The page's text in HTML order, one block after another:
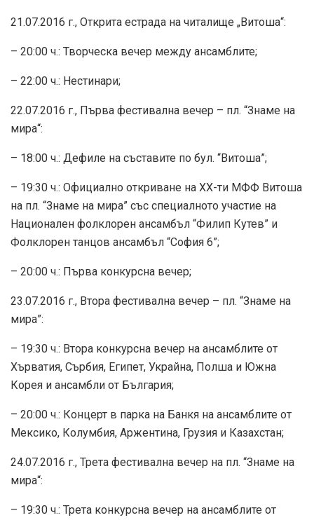
21.07.2016 г., Открита естрада на читалище „Витоша“:
– 20:00 ч.: Творческа вечер между ансамблите;
– 22:00 ч.: Нестинари;
22.07.2016 г., Първа фестивална вечер – пл. “Знаме на
мира“:
– 18:00 ч.: Дефиле на съставите по бул. “Витоша”;
– 19:30 ч.: Официално откриване на XX-ти МФФ Витоша
на пл. “Знаме на мира” със специалното участие на
Национален фолклорен ансамбъл “Филип Кутев” и
Фолклорен танцов ансамбъл “София 6”;
– 20:00 ч.: Първа конкурсна вечер;
23.07.2016 г., Втора фестивална вечер – пл. “Знаме на
мира”:
– 19:30 ч.: Втора конкурсна вечер на ансамблите от
Хърватия, Сърбия, Египет, Украйна, Полша и Южна
Корея и ансамбли от България;
– 20:00 ч.: Концерт в парка на Банкя на ансамблите от
Мексико, Колумбия, Аржентина, Грузия и Казахстан;
24.07.2016 г., Трета фестивална вечер на пл. “Знаме на
мира“:
– 19:30 ч.: Трета конкурсна вечер на ансамблите от